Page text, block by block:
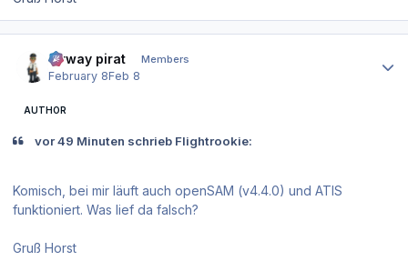
airway pirat Members
February 8Feb 8
AUTHOR
vor 49 Minuten schrieb Flightrookie:
Komisch, bei mir läuft auch openSAM (v4.4.0) und ATIS
funktioniert. Was lief da falsch?
Gruß Horst